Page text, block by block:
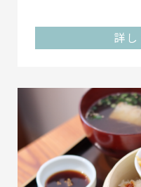
詳し